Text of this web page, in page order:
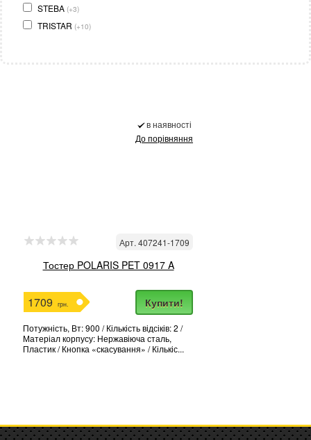
STEBA (+3)
TRISTAR (+10)
в наявності
До порівняння
Арт. 407241-1709
Тостер POLARIS PET 0917 A
1709 грн. Купити!
Потужність, Вт: 900 / Кількість відсіків: 2 /
Матеріал корпусу: Нержавіюча сталь,
Пластик / Кнопка «скасування» / Кількіс...